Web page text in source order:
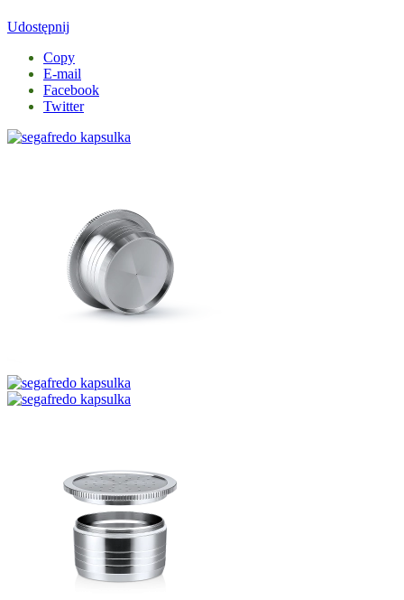
Udostępnij
Copy
E-mail
Facebook
Twitter